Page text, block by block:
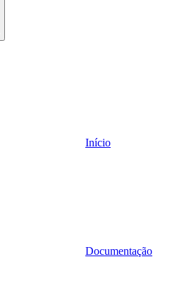
Início
Documentação